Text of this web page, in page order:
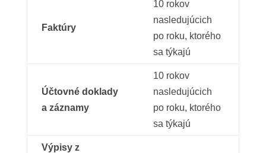
Faktúry
10 rokov
nasledujúcich
po roku, ktorého
sa týkajú
Účtovné doklady
a záznamy
10 rokov
nasledujúcich
po roku, ktorého
sa týkajú
Výpisy z